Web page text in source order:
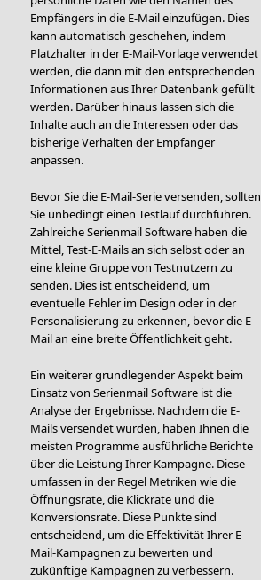
Empfängers in die E-Mail einzufügen. Dies
kann automatisch geschehen, indem
Platzhalter in der E-Mail-Vorlage verwendet
werden, die dann mit den entsprechenden
Informationen aus Ihrer Datenbank gefüllt
werden. Darüber hinaus lassen sich die
Inhalte auch an die Interessen oder das
bisherige Verhalten der Empfänger
anpassen.
Bevor Sie die E-Mail-Serie versenden, sollten
Sie unbedingt einen Testlauf durchführen.
Zahlreiche Serienmail Software haben die
Mittel, Test-E-Mails an sich selbst oder an
eine kleine Gruppe von Testnutzern zu
senden. Dies ist entscheidend, um
eventuelle Fehler im Design oder in der
Personalisierung zu erkennen, bevor die E-
Mail an eine breite Öffentlichkeit geht.
Ein weiterer grundlegender Aspekt beim
Einsatz von Serienmail Software ist die
Analyse der Ergebnisse. Nachdem die E-
Mails versendet wurden, haben Ihnen die
meisten Programme ausführliche Berichte
über die Leistung Ihrer Kampagne. Diese
umfassen in der Regel Metriken wie die
Öffnungsrate, die Klickrate und die
Konversionsrate. Diese Punkte sind
entscheidend, um die Effektivität Ihrer E-
Mail-Kampagnen zu bewerten und
zukünftige Kampagnen zu verbessern.